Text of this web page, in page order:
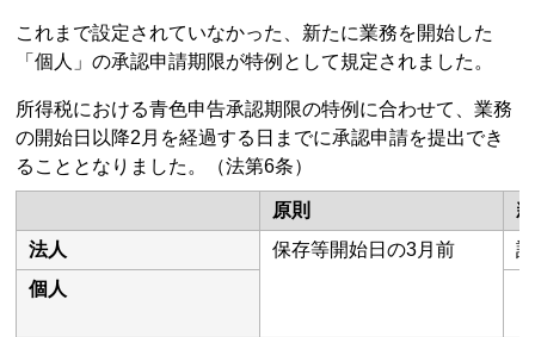
これまで設定されていなかった、新たに業務を開始した
「個人」の承認申請期限が特例として規定されました。
所得税における青色申告承認期限の特例に合わせて、業務
の開始日以降2月を経過する日までに承認申請を提出でき
ることとなりました。（法第6条）
原則
法人
保存等開始日の3月前
個人